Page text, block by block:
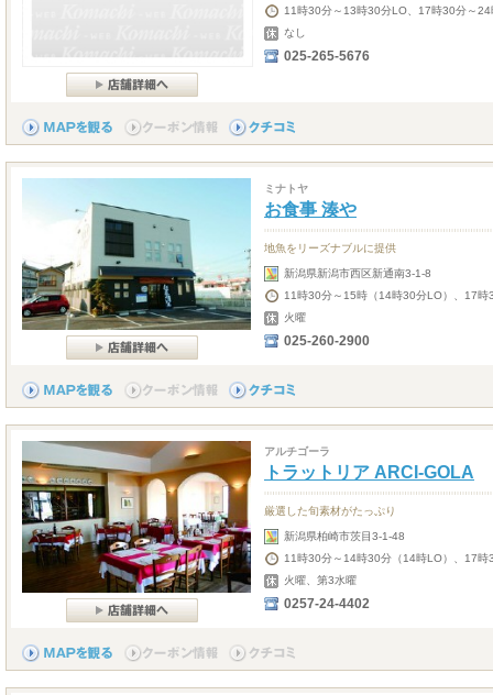
11時30分～13時30分LO、17時30分～24
なし
025-265-5676
ミナトヤ
お食事 湊や
地魚をリーズナブルに提供
新潟県新潟市西区新通南3-1-8
11時30分～15時（14時30分LO）、17
火曜
025-260-2900
アルチゴーラ
トラットリア ARCI-GOLA
厳選した旬素材がたっぷり
新潟県柏崎市茨目3-1-48
11時30分～14時30分（14時LO）、17
火曜、第3水曜
0257-24-4402